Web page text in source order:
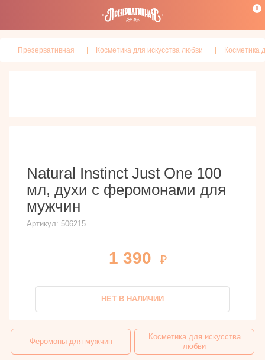
0
Презервативная Косметика для искусства любви Косметика
Natural Instinct Just One 100
мл, духи с феромонами для
мужчин
Артикул: 506215
1 390
НЕТ В НАЛИЧИИ
Феромоны для мужчин
Косметика для искусства
любви